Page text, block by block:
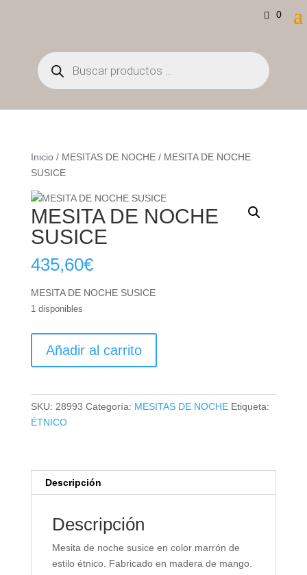
0
Búsqueda
de
productos
Inicio/ MESITAS DE NOCHE/ MESITA DE NOCHE
SUSICE
MESITA DE NOCHE
SUSICE
435,60€
MESITA DE NOCHE SUSICE
1 disponibles
cantidad
Añadir al carrito
SKU: 28993 Categoría: MESITAS DE NOCHE Etiqueta:
ÉTNICO
Descripción
Descripción
Mesita de noche susice en color marrón de
estilo étnico. Fabricado en madera de mango.